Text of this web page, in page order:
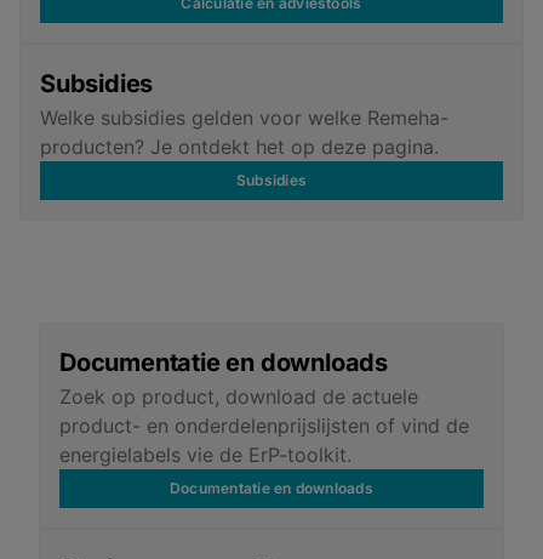
Subsidies
Welke subsidies gelden voor welke Remeha-
producten? Je ontdekt het op deze pagina.
Subsidies
Documentatie en downloads
Zoek op product, download de actuele
product- en onderdelenprijslijsten of vind de
energielabels vie de ErP-toolkit.
Documentatie en downloads